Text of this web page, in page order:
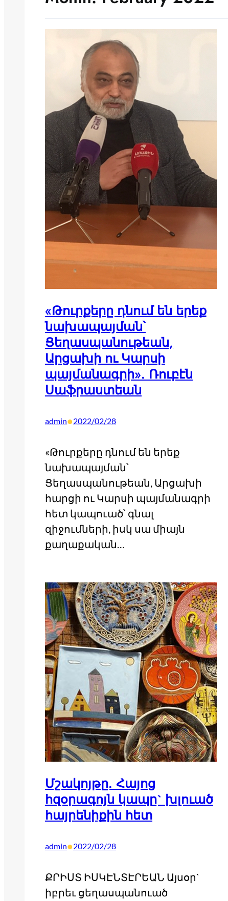
«Թուրքերը դնում են երեք
նախապայման՝
Ցեղասպանութեան,
Արցախի ու Կարսի
պայմանագրի». Ռուբէն
Սաֆրաստեան
admin•2022/02/28
«Թուրքերը դնում են երեք
նախապայման՝
Ցեղասպանութեան, Արցախի
հարցի ու Կարսի պայմանագրի
հետ կապուած՝ գնալ
զիջումների, իսկ սա միայն
քաղաքական…
Մշակոյթը. Հայոց
հզօրագոյն կապը` խլուած
հայրենիքին հետ
admin•2022/02/28
ՔՐԻՍՏ ԻՍԿԷՆՏԷՐԵԱՆ Այսօր`
իբրեւ ցեղասպանուած